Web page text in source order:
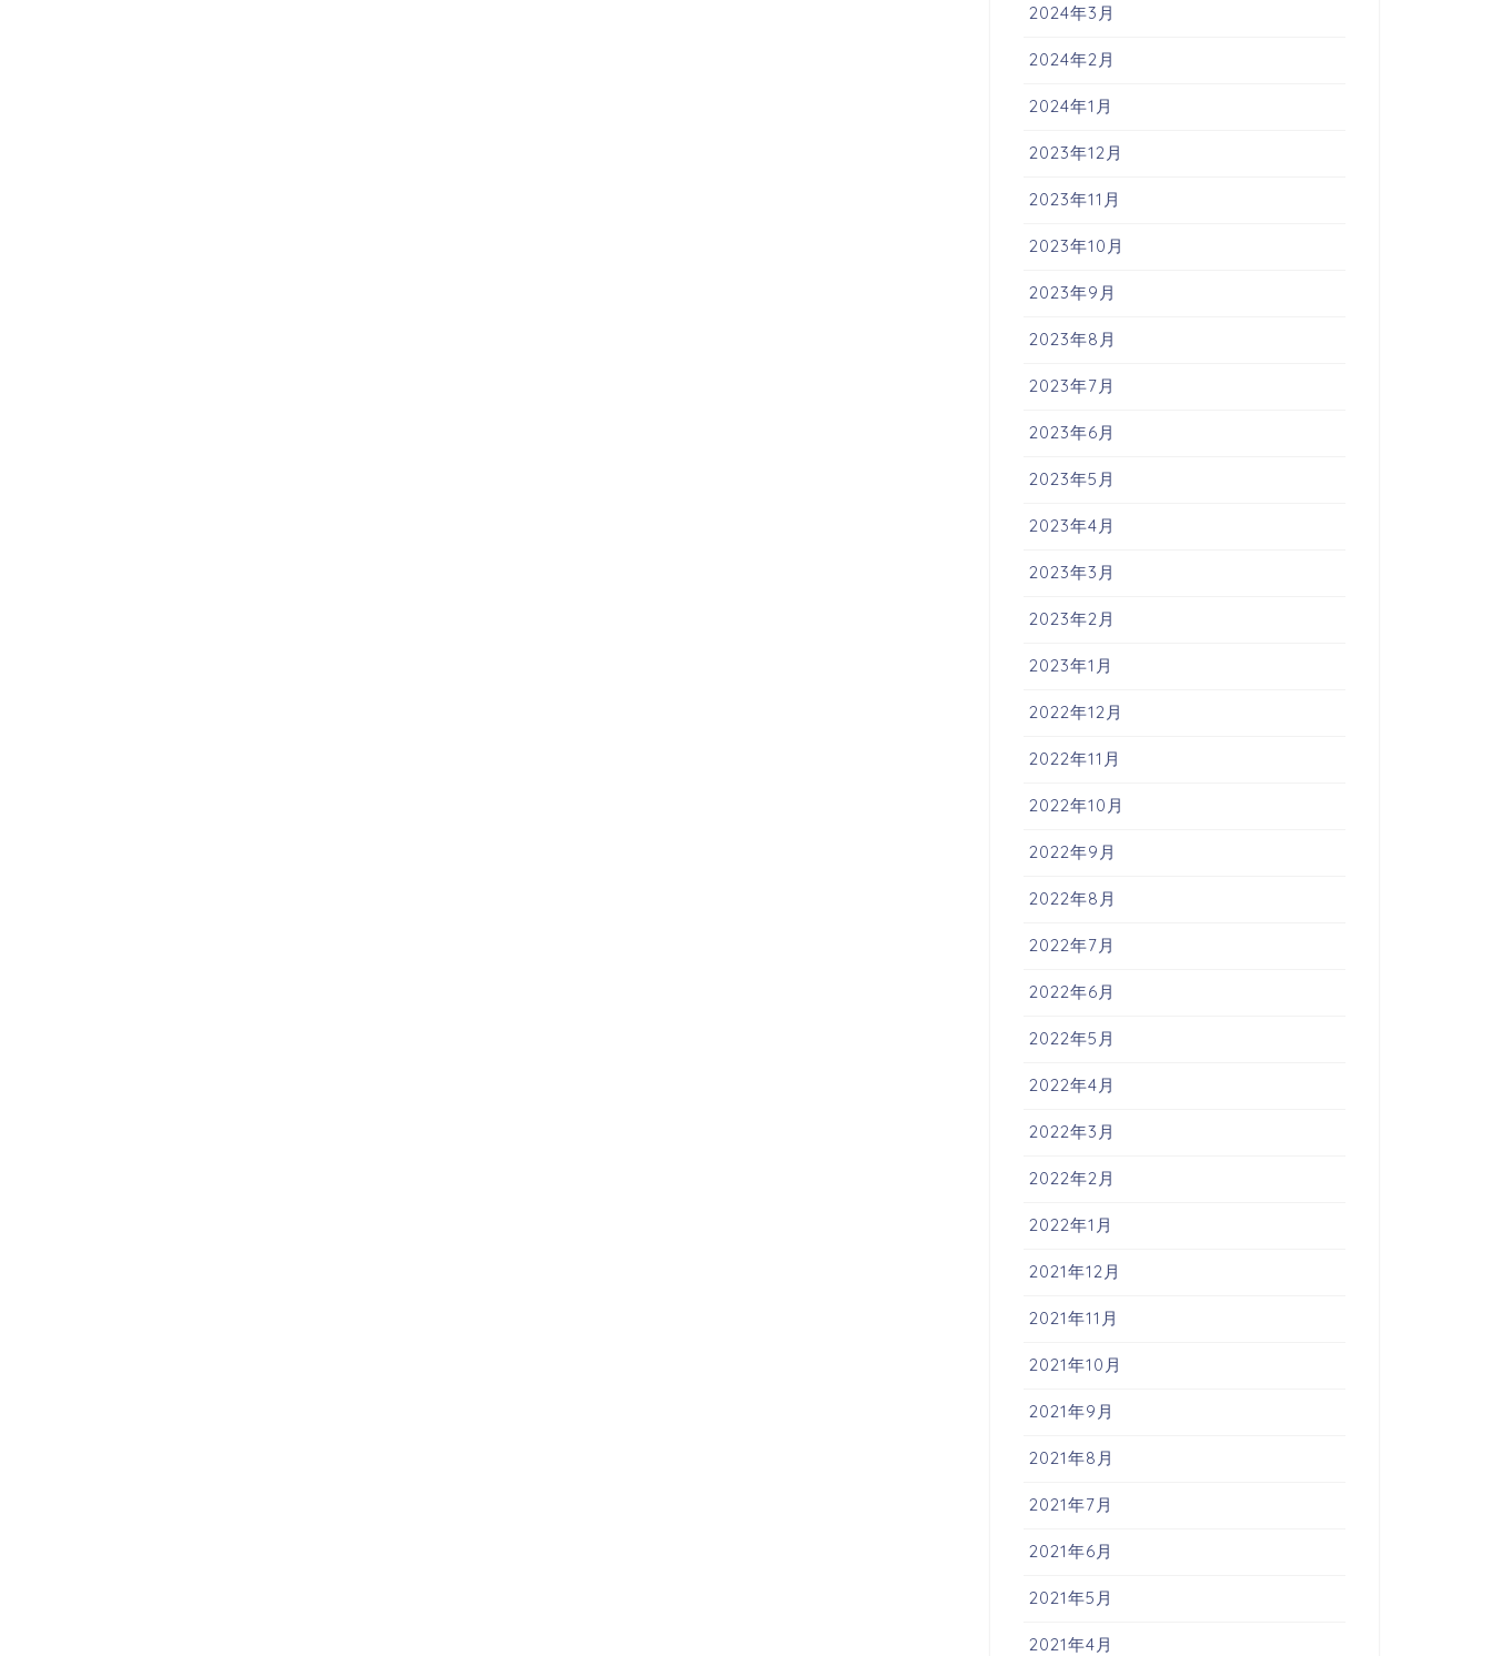
2024年3月
2024年2月
2024年1月
2023年12月
2023年11月
2023年10月
2023年9月
2023年8月
2023年7月
2023年6月
2023年5月
2023年4月
2023年3月
2023年2月
2023年1月
2022年12月
2022年11月
2022年10月
2022年9月
2022年8月
2022年7月
2022年6月
2022年5月
2022年4月
2022年3月
2022年2月
2022年1月
2021年12月
2021年11月
2021年10月
2021年9月
2021年8月
2021年7月
2021年6月
2021年5月
2021年4月